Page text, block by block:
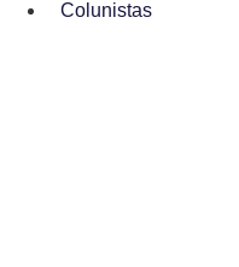
Colunistas